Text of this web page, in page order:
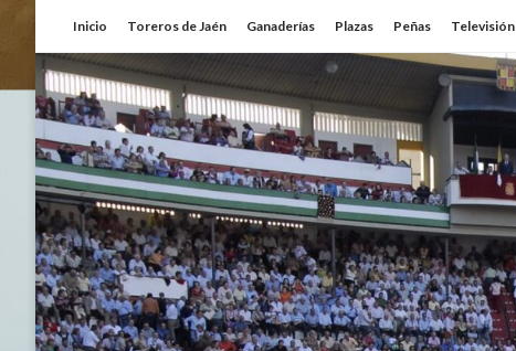
contenido
Inicio Toreros de Jaén Ganaderías Plazas Peñas Televisión